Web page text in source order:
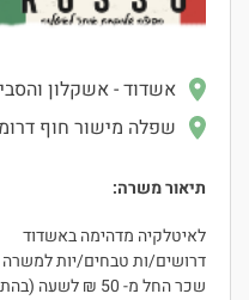
אשדוד - אשקלון
שפלה מישור חוף
תיאור משרה:
לאיטלקיה מדהימה באשדוד
דרושים/ות טבחים/יות
שכר החל מ- 50 ₪ לשעה (בהתאם לניסיון)